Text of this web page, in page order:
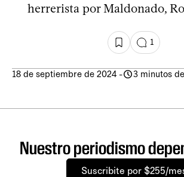
herrerista por Maldonado,
1
18 de septiembre de 2024 - 3 minutos
Nuestro periodismo
Suscribite por $255/